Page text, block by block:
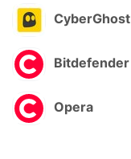
CyberGhost
Bitdefender
Opera